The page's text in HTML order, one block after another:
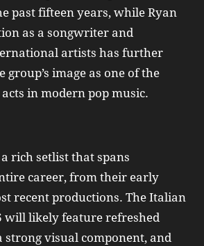
past fifteen years, while Ryan
as a songwriter and
artists has further
group’s image as one of the
in modern pop music.
rich setlist that spans
career, from their early
recent productions. The Italian
will likely feature refreshed
strong visual component, and